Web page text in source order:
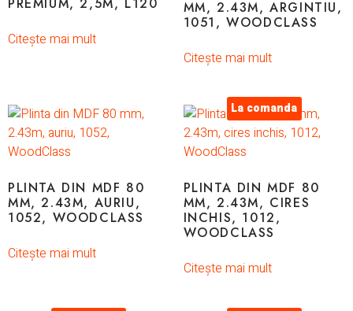
Citește mai mult
MM, 2.43M, ARGINTIU,
1051, WOODCLASS
Citește mai mult
PLINTA DIN MDF 80
MM, 2.43M, AURIU,
1052, WOODCLASS
Citește mai mult
La comanda
PLINTA DIN MDF 80
MM, 2.43M, CIRES
INCHIS, 1012,
WOODCLASS
Citește mai mult